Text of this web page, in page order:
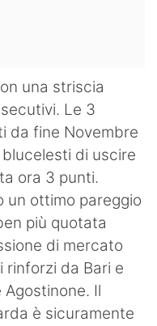
una striscia
Le 3
da fine Novembre
di uscire
ora 3 punti.
un ottimo pareggio
più quotata
di mercato
rinforzi da Bari e
Il
è sicuramente